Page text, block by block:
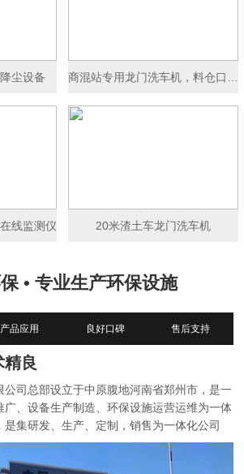
尘设备 商混站专用龙门洗车机，料仓口洗车机
线监测仪 20米渣土车龙门洗车机
• 专业生产环保设施
产品应用 良好口碑 售后支持
精良
公司总部设立于中原腹地河南省郑州市，是一
广、设备生产制造、环保设施运营运维为一体
集研发、生产、定制，销售为一体化公司